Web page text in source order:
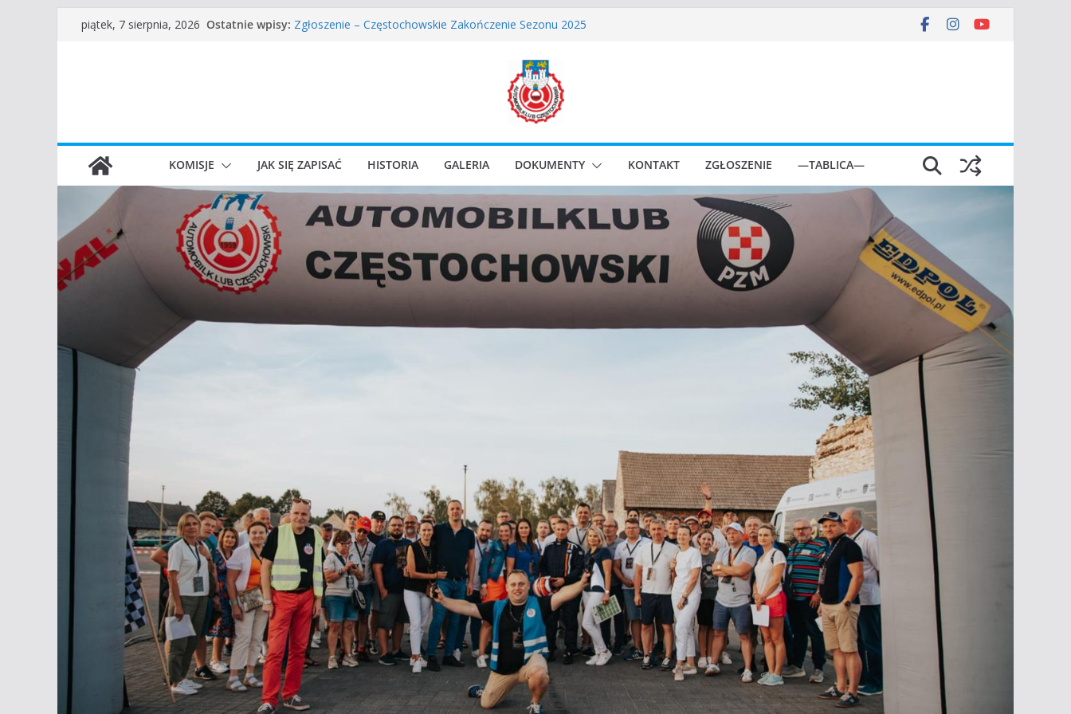
Przejdźpiątek, 7 sierpnia, 2026 Ostatnie wpisy: Częstochowskie Rozpoczęcie Sezonu 2026
Zgłoszenie – Częstochowskie Zakończenie Sezonu 2025
I Gliwicki Classic Sprint o Puchar Prezydenta Miasta Gliwice
KOMISJE JAK SIĘ ZAPISAĆ HISTORIA GALERIA DOKUMENTY KONTAKT ZGŁOSZENIE —TABLICA—